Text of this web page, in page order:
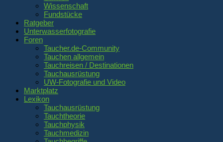
Wissenschaft
Fundstücke
Ratgeber
Unterwasserfotografie
Foren
Taucher.de-Community
Tauchen allgemein
Tauchreisen / Destinationen
Tauchausrüstung
UW-Fotografie und Video
Marktplatz
Lexikon
Tauchausrüstung
Tauchtheorie
Tauchphysik
Tauchmedizin